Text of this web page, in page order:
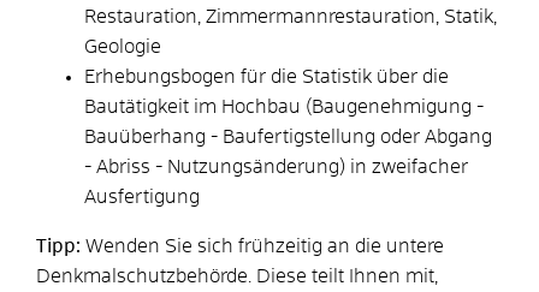
Restauration, Zimmermannrestauration, Statik,
Geologie
Erhebungsbogen für die Statistik über die
Bautätigkeit im Hochbau (Baugenehmigung -
Bauüberhang - Baufertigstellung oder Abgang
- Abriss - Nutzungsänderung) in zweifacher
Ausfertigung
Tipp: Wenden Sie sich frühzeitig an die untere
Denkmalschutzbehörde. Diese teilt Ihnen mit,